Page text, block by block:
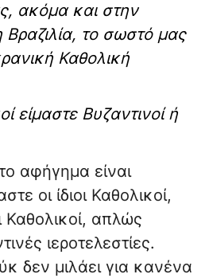
ακόμα και στην
Βραζιλία, το σωστό μας
Καθολική
είμαστε Βυζαντινοί ή
αφήγημα είναι
οι ίδιοι Καθολικοί,
Καθολικοί, απλώς
ιεροτελεστίες.
δεν μιλάει για κανένα